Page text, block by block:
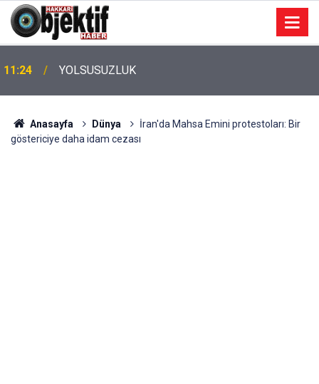
11:24 YOLSUSUZLUK
Anasayfa Dünya
İran'da Mahsa Emini protestoları: Bir
göstericiye daha idam cezası